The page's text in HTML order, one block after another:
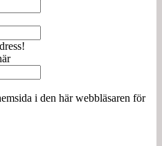
i den här webbläsaren för